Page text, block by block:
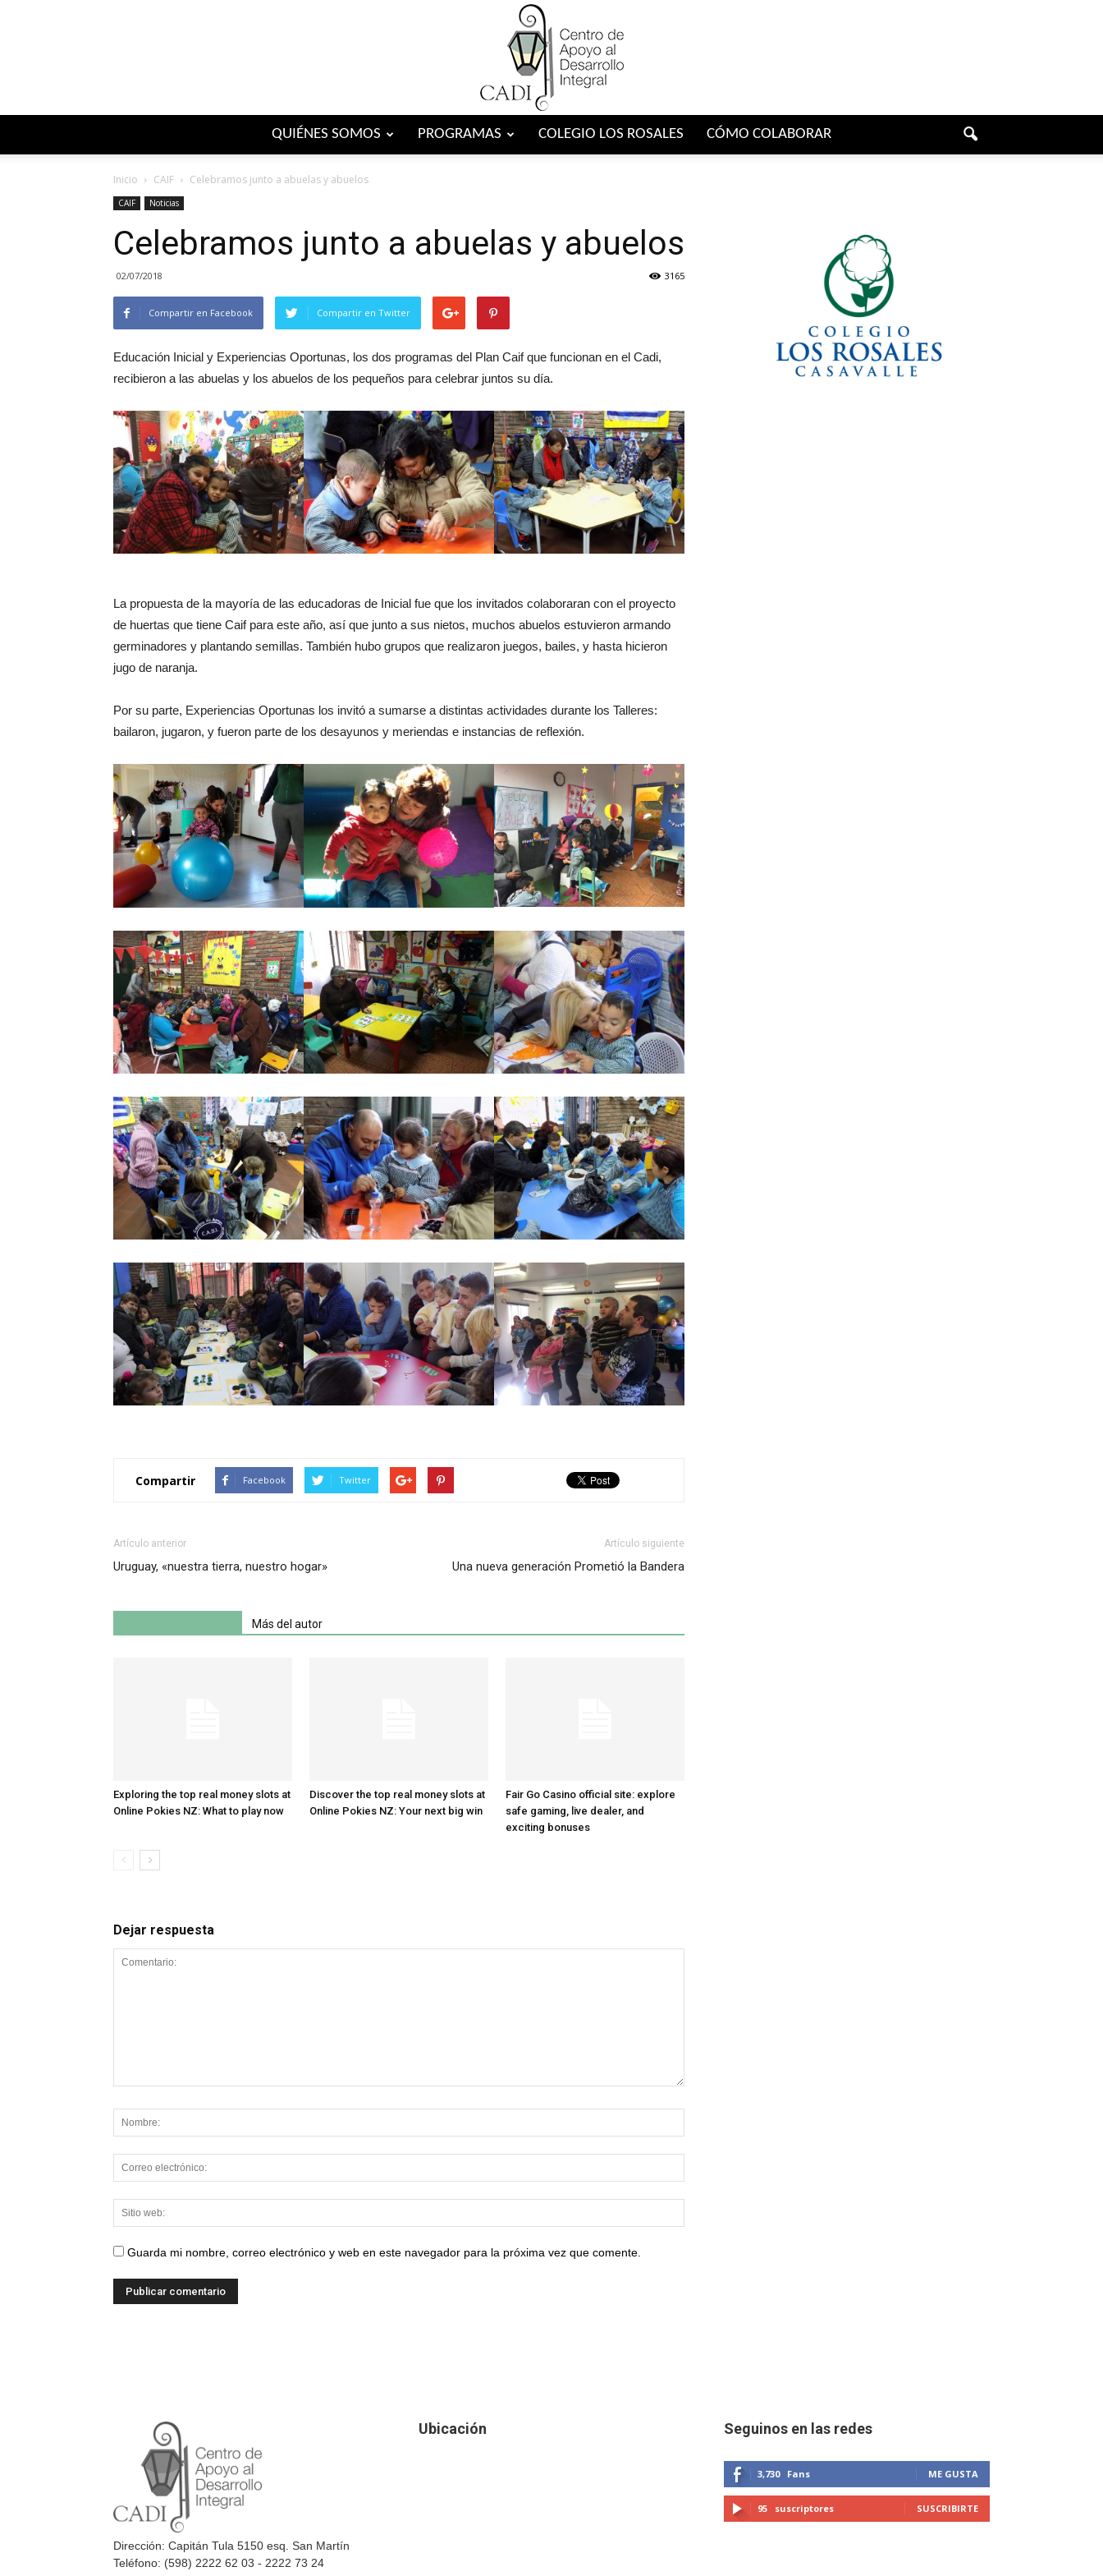
QUIÉNES SOMOS PROGRAMAS COLEGIO LOS ROSALES CÓMO COLABORAR
Inicio CAIF Celebramos junto a abuelas y abuelos
CAIF Noticias
Celebramos junto a abuelas y abuelos
02/07/2018 3165
Compartir en Facebook Compartir en Twitter
Educación Inicial y Experiencias Oportunas, los dos programas del Plan Caif que funcionan en el Cadi,
recibieron a las abuelas y los abuelos de los pequeños para celebrar juntos su día.
La propuesta de la mayoría de las educadoras de Inicial fue que los invitados colaboraran con el proyecto
de huertas que tiene Caif para este año, así que junto a sus nietos, muchos abuelos estuvieron armando
germinadores y plantando semillas. También hubo grupos que realizaron juegos, bailes, y hasta hicieron
jugo de naranja.
Por su parte, Experiencias Oportunas los invitó a sumarse a distintas actividades durante los Talleres:
bailaron, jugaron, y fueron parte de los desayunos y meriendas e instancias de reflexión.
Compartir Facebook Twitter
Artículo anterior
Uruguay, «nuestra tierra, nuestro hogar»
Artículo siguiente
Una nueva generación Prometió la Bandera
Más del autor
Exploring the top real money slots at
Online Pokies NZ: What to play now
Discover the top real money slots at
Online Pokies NZ: Your next big win
Fair Go Casino official site: explore
safe gaming, live dealer, and
exciting bonuses
Dejar respuesta
Guarda mi nombre, correo electrónico y web en este navegador para la próxima vez que comente.
Dirección: Capitán Tula 5150 esq. San Martín
Teléfono: (598) 2222 62 03 - 2222 73 24
Ubicación Seguinos en las redes
3,730 Fans ME GUSTA
95 suscriptores SUSCRIBIRTE